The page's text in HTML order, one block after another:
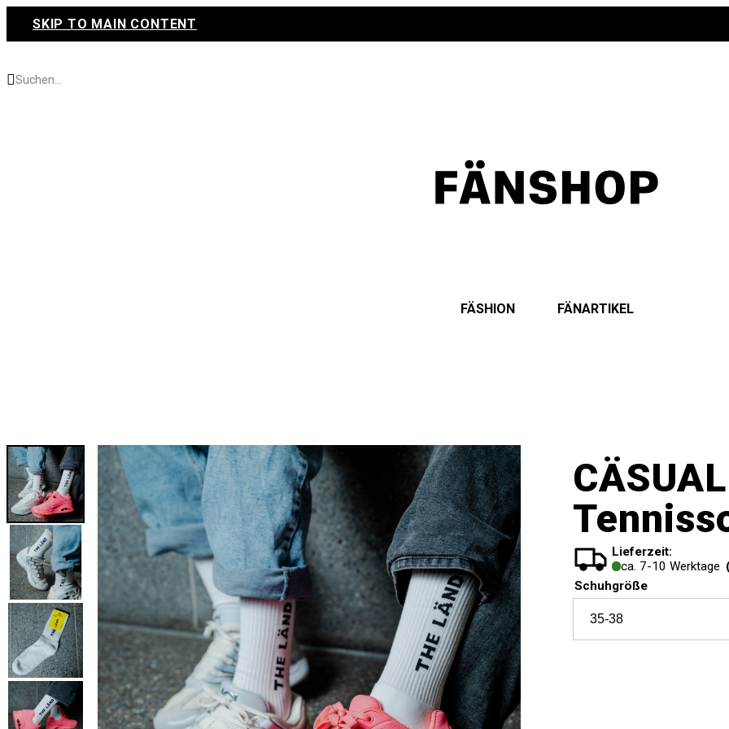
SKIP TO MAIN CONTENT

FÄSHION FÄNARTIKEL
Lieferzeit:
ca. 7-10 Werktage
Schuhgröße